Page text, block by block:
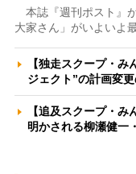
本誌『週刊ポスト』
大家さん」がいよいよ
【独走スクープ・
ジェクト”の計画変
【追及スクープ・
明かされる柳瀬健一